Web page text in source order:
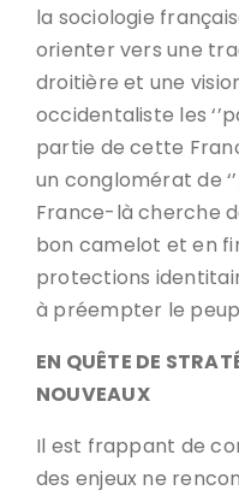
la sociologie
orienter vers une
droitière et une
occidentaliste les
partie de cette
un conglomérat de
France-là cherche
bon camelot et en
protections
à préempter le
EN QUÊTE DE
NOUVEAUX
Il est frappant de
des enjeux ne